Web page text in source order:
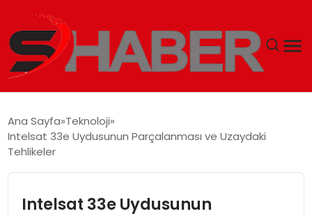
MAGAZIN
Ana Sayfa Teknoloji
Intelsat 33e Uydusunun Parçalanması ve Uzaydaki
Tehlikeler
Intelsat 33e Uydusunun